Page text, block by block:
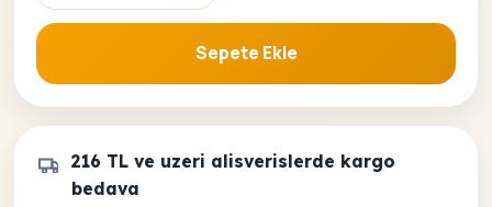
Sepete Ekle
216 TL ve uzeri alisverislerde kargo
bedava